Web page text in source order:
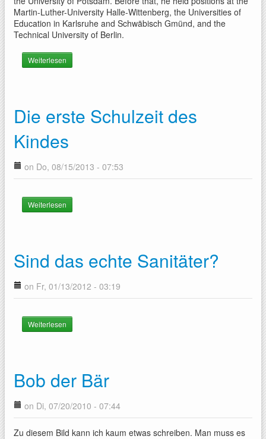
Martin-Luther-University Halle-Wittenberg, the Universities of
Education in Karlsruhe and Schwäbisch Gmünd, and the
Technical University of Berlin.
Weiterlesen
Die erste Schulzeit des
Kindes
on Do, 08/15/2013 - 07:53
Weiterlesen
Sind das echte Sanitäter?
on Fr, 01/13/2012 - 03:19
Weiterlesen
Bob der Bär
on Di, 07/20/2010 - 07:44
Zu diesem Bild kann ich kaum etwas schreiben. Man muss es